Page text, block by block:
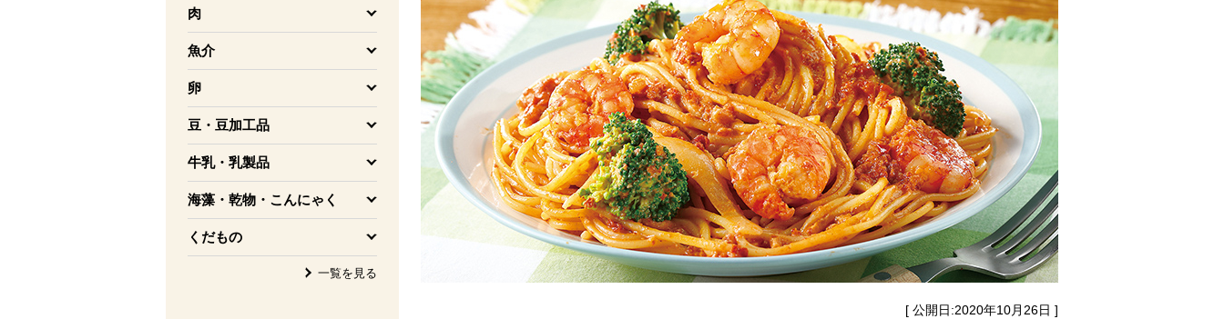
肉
を開く
魚介
を開く
卵
を開く
豆・豆加工品
を開く
牛乳・乳製品
を開く
海藻・乾物・こんにゃく
を開く
くだもの
を開く
一覧を見る
[ 公開日:2020年10月26日 ]